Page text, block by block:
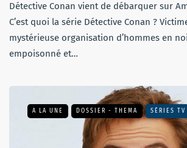
Détective Conan vient de débarquer sur
C’est quoi la série Détective Conan ?
mystérieuse organisation d’hommes en
empoisonné et…
A LA UNE DOSSIER - THEMA SÉRIES TV